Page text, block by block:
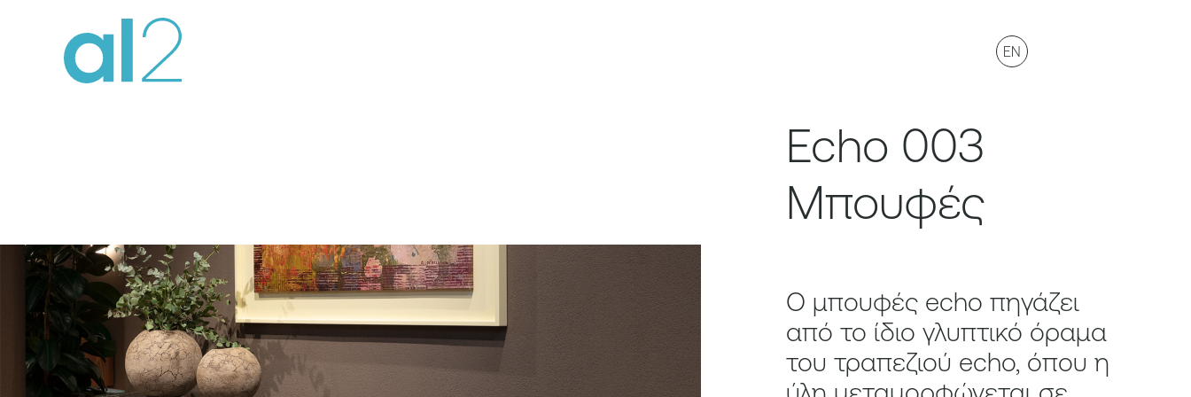
EN
Echo 003
Μπουφές
Ο μπουφές echo πηγάζει
από το ίδιο γλυπτικό όραμα
του τραπεζιού echo, όπου η